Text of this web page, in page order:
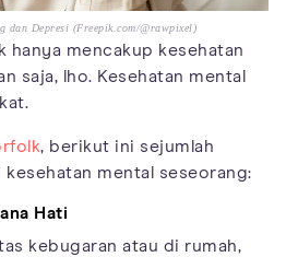
dan Depresi (Freepik.com/@rawpixel)
hanya mencakup kesehatan
saja, lho. Kesehatan mental
, berikut ini sejumlah
mental seseorang:
Hati
kebugaran atau di rumah,